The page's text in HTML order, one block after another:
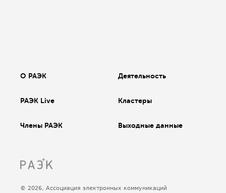
О РАЭК Деятельность
РАЭК Live Кластеры
Члены РАЭК Выходные данные
© 2026, Ассоциация электронных коммуникаций